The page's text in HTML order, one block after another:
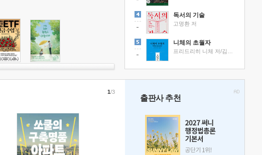
독서의 기술
고명환 저
니체의 초월자
1/3
출판사 추천